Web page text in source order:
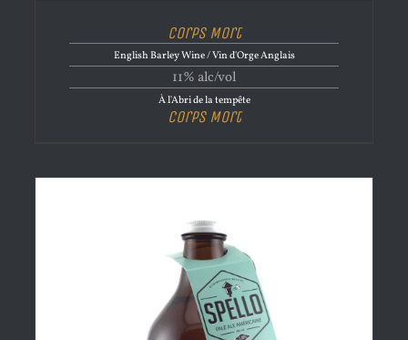
Corps Mort
English Barley Wine / Vin d'Orge Anglais
11% alc/vol
À l'Abri de la tempête
Corps Mort